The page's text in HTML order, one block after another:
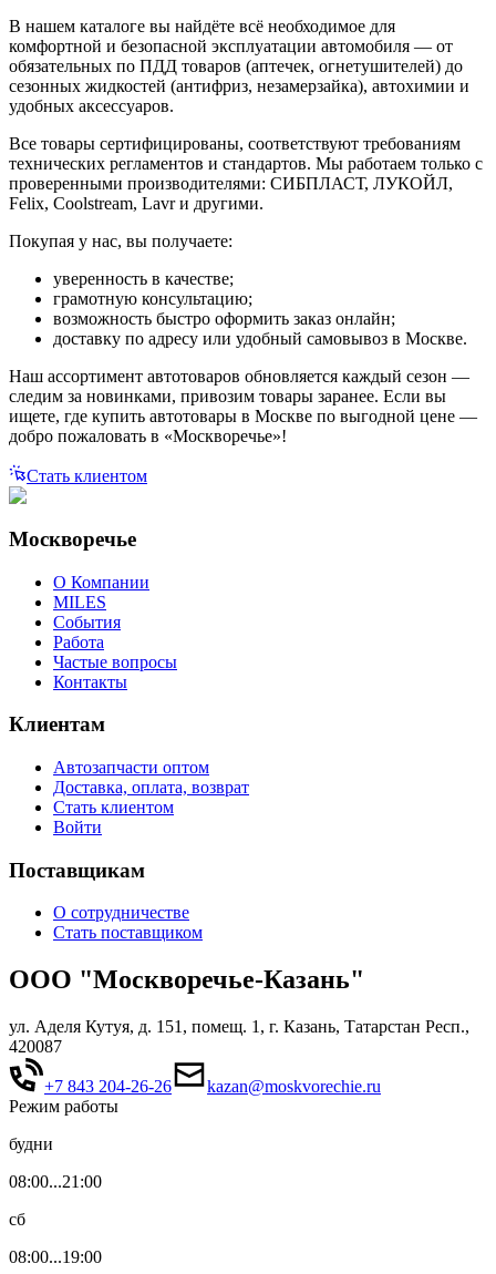
В нашем каталоге вы найдёте всё необходимое для
комфортной и безопасной эксплуатации автомобиля — от
обязательных по ПДД товаров (аптечек, огнетушителей) до
сезонных жидкостей (антифриз, незамерзайка), автохимии и
удобных аксессуаров.
Все товары сертифицированы, соответствуют требованиям
технических регламентов и стандартов. Мы работаем только с
проверенными производителями: СИБПЛАСТ, ЛУКОЙЛ,
Felix, Coolstream, Lavr и другими.
Покупая у нас, вы получаете:
уверенность в качестве;
грамотную консультацию;
возможность быстро оформить заказ онлайн;
доставку по адресу или удобный самовывоз в Москве.
Наш ассортимент автотоваров обновляется каждый сезон —
следим за новинками, привозим товары заранее. Если вы
ищете, где купить автотовары в Москве по выгодной цене —
добро пожаловать в «Москворечье»!
Стать клиентом
Москворечье
О Компании
MILES
События
Работа
Частые вопросы
Контакты
Клиентам
Автозапчасти оптом
Доставка, оплата, возврат
Стать клиентом
Войти
Поставщикам
О сотрудничестве
Стать поставщиком
ООО "Москворечье-Казань"
ул. Аделя Кутуя, д. 151, помещ. 1, г. Казань, Татарстан Респ.,
420087
+7 843 204-26-26
kazan@moskvorechie.ru
Режим работы
будни
08:00...21:00
сб
08:00...19:00